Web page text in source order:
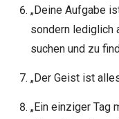
„Deine Aufgabe
sondern lediglich
suchen und zu
„Der Geist ist
„Ein einziger Tag